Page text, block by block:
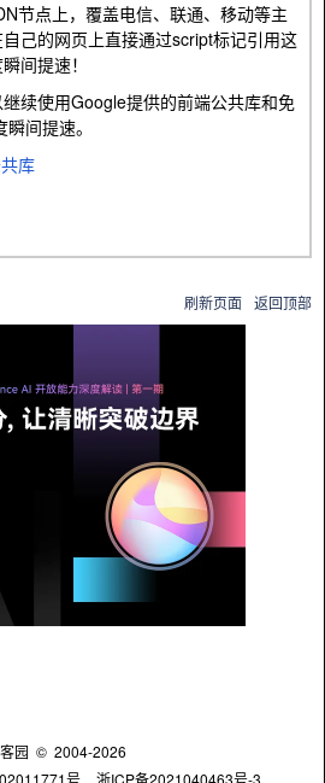
节点上，覆盖电信、联通、移动等主
己的网页上直接通过script标记引用这
间提速！
续使用Google提供的前端公共库和免
间提速。
库
刷新页面 返回顶部
园 © 2004-2026
号
浙ICP备2021040463号-3